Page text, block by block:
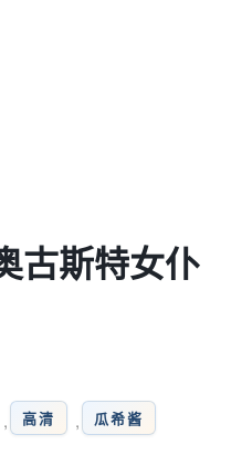
古斯特女仆
, 高清 , 瓜希酱